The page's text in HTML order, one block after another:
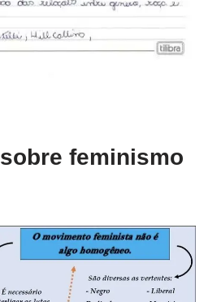
feminismo